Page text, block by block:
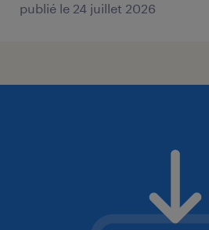
publié le 24 juillet 2026